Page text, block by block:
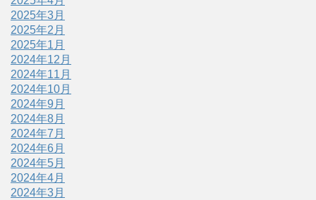
2025年3月
2025年2月
2025年1月
2024年12月
2024年11月
2024年10月
2024年9月
2024年8月
2024年7月
2024年6月
2024年5月
2024年4月
2024年3月